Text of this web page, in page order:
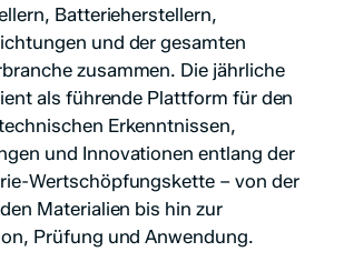
Batterieherstellern,
und der gesamten
zusammen. Die jährliche
als führende Plattform für den
Erkenntnissen,
und Innovationen entlang der
Wertschöpfungskette – von der
Materialien bis hin zur
Prüfung und Anwendung.